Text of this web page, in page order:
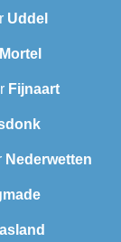
Uddel
Fijnaart
Nederwetten